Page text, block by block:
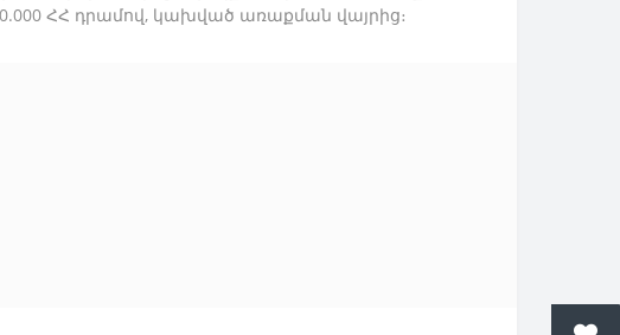
ՀՀ դրամով, կախված առաքման վայրից։